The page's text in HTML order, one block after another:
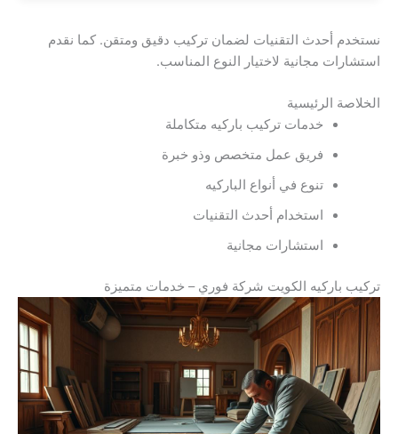
نستخدم أحدث التقنيات لضمان تركيب دقيق ومتقن. كما نقدم
استشارات مجانية لاختيار النوع المناسب.
الخلاصة الرئيسية
خدمات تركيب باركيه متكاملة
فريق عمل متخصص وذو خبرة
تنوع في أنواع الباركيه
استخدام أحدث التقنيات
استشارات مجانية
تركيب باركيه الكويت شركة فوري – خدمات متميزة